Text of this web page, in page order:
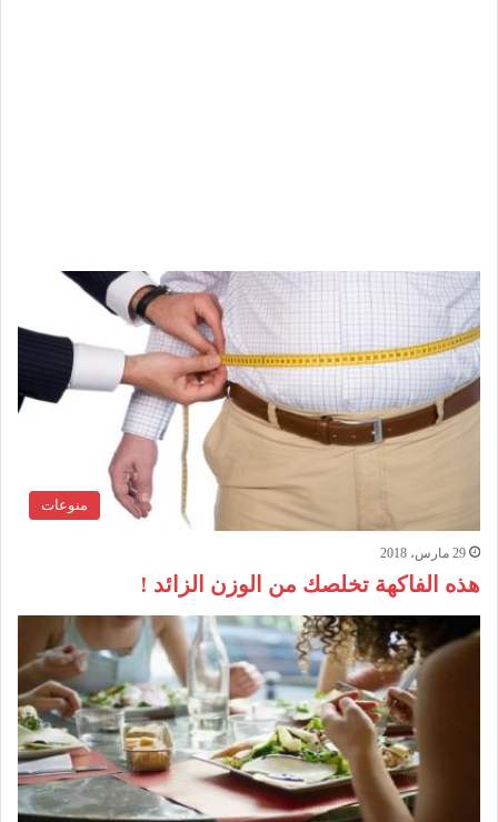
منوعات
29 مارس، 2018
هذه الفاكهة تخلصك من الوزن الزائد !